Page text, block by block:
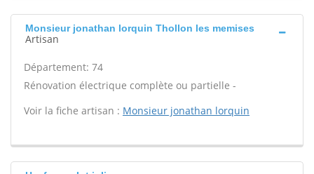
Monsieur jonathan lorquin Thollon les memises
Artisan
Département: 74
Rénovation électrique complète ou partielle -
Voir la fiche artisan : Monsieur jonathan lorquin